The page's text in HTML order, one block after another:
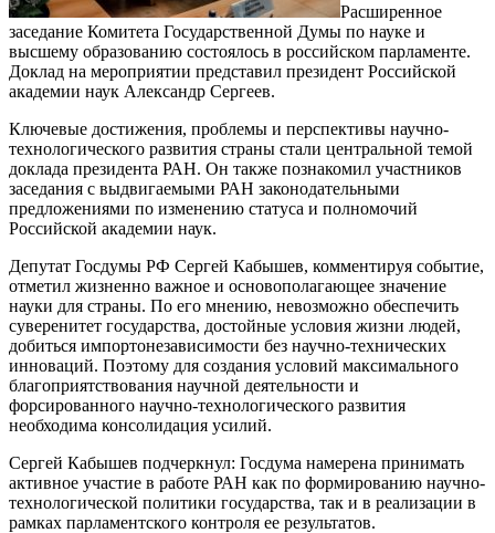
Расширенное
заседание Комитета Государственной Думы по науке и
высшему образованию состоялось в российском парламенте.
Доклад на мероприятии представил президент Российской
академии наук Александр Сергеев.
Ключевые достижения, проблемы и перспективы научно-
технологического развития страны стали центральной темой
доклада президента РАН. Он также познакомил участников
заседания с выдвигаемыми РАН законодательными
предложениями по изменению статуса и полномочий
Российской академии наук.
Депутат Госдумы РФ Сергей Кабышев, комментируя событие,
отметил жизненно важное и основополагающее значение
науки для страны. По его мнению, невозможно обеспечить
суверенитет государства, достойные условия жизни людей,
добиться импортонезависимости без научно-технических
инноваций. Поэтому для создания условий максимального
благоприятствования научной деятельности и
форсированного научно-технологического развития
необходима консолидация усилий.
Сергей Кабышев подчеркнул: Госдума намерена принимать
активное участие в работе РАН как по формированию научно-
технологической политики государства, так и в реализации в
рамках парламентского контроля ее результатов.